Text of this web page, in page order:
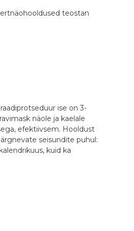
teostan
ise on 3-
näole ja kaelale
efektiivsem. Hooldust
seisundite puhul:
kuid ka